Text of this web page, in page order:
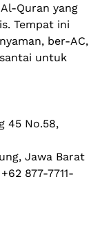
Quran yang
Tempat ini
ber-AC,
untuk
45 No.58,
Jawa Barat
877-7711-